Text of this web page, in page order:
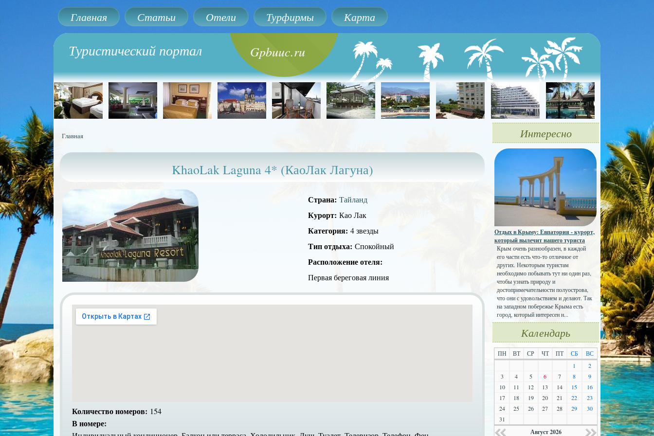
Главная Статьи Отели Турфирмы Карта
Туристический портал Gpbuuc.ru
Вы здесь
Главная
KhaoLak Laguna 4* (КаоЛак Лагуна)
Страна:Тайланд
Курорт:Као Лак
Категория:4 звезды
Тип отдыха:Спокойный
Расположение отеля:
Первая береговая линия
Количество номеров: 154
В номере:
Интересно
Отдых в Крыму: Евпатория - курорт,
который вылечит нашего туриста
Крым очень разнообразен, в каждой
его части есть что-то отличное от
других. Некоторым туристам
необходимо побывать тут ни один раз,
чтобы узнать природу и
достопримечательности полуострова,
что они с удовольствием и делают. Так
на западном побережье Крыма есть
город, который интересен н...
Календарь
ПН ВТ СР ЧТ ПТ СБ
ВС
1
2
3
4 5 6 7 8
9
10
11 12 13 14 15
16
17
18 19 20 21 22
23
24
25 26 27 28 29
30
31
Август 2026